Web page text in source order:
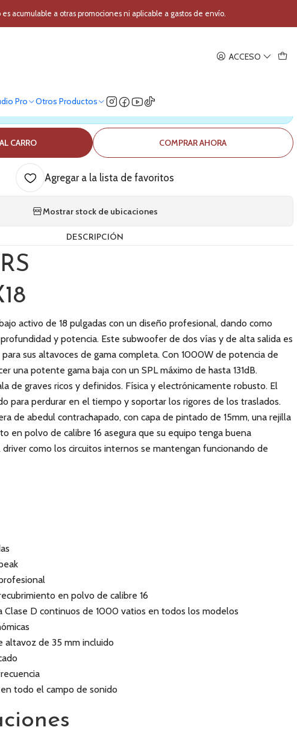
ACCESO
Pro Otros Productos
acumulable a otras promociones ni aplicable a gastos de envío.
Activo 18 pulgadas MRS X18
Activo 18 pulgadas MRS X18
verifica nuestro stock
CARRO COMPRAR AHORA
Agregar a la lista de favoritos
Mostrar stock de ubicaciones
DESCRIPCIÓN
activo de 18 pulgadas con un diseño profesional, dando como
y potencia. Este subwoofer de dos vías y de alta salida es
sus altavoces de gama completa. Con 1000W de potencia de
una potente gama baja con un SPL máximo de hasta 131dB.
de graves ricos y definidos. Física y electrónicamente robusto. El
para perdurar en el tiempo y soportar los rigores de los traslados.
de abedul contrachapado, con capa de pintado de 15mm, una rejilla
en polvo de calibre 16 asegura que su equipo tenga buena
como los circuitos internos se mantengan funcionando de
en polvo de calibre 16
Clase D continuos de 1000 vatios en todos los modelos
altavoz de 35 mm incluido
todo el campo de sonido